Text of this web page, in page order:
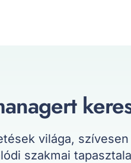
világa,
szakmai